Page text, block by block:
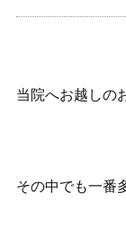
当院へお越しの
その中でも一番